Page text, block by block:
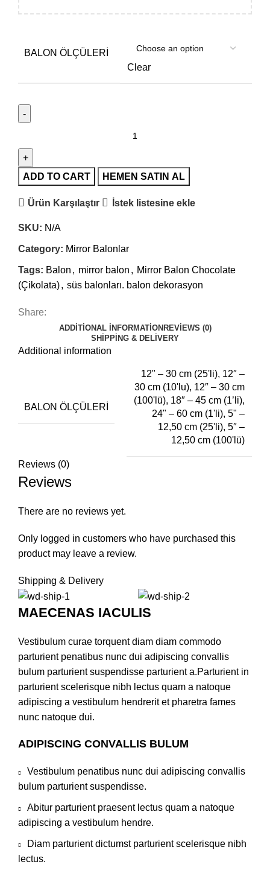
BALON ÖLÇÜLERI
Clear
ADD TO CART HEMEN SATIN AL
Ürün Karşılaştır İstek listesine ekle
SKU: N/A
Category: Mirror Balonlar
Tags: Balon , mirror balon , Mirror Balon Chocolate
(Çikolata), süs balonları. balon dekorasyon
Share:
ADDITIONAL INFORMATION REVIEWS (0)
SHIPPING & DELIVERY
Additional information
BALON ÖLÇÜLERI
12" – 30 cm (25'li), 12″ –
30 cm (10'lu), 12″ – 30 cm
(100'lü), 18″ – 45 cm (1’li),
24" – 60 cm (1'li), 5" –
12,50 cm (25'li), 5″ –
12,50 cm (100'lü)
Reviews (0)
Reviews
There are no reviews yet.
Only logged in customers who have purchased this
product may leave a review.
Shipping & Delivery
MAECENAS IACULIS
Vestibulum curae torquent diam diam commodo
parturient penatibus nunc dui adipiscing convallis
bulum parturient suspendisse parturient a.Parturient in
parturient scelerisque nibh lectus quam a natoque
adipiscing a vestibulum hendrerit et pharetra fames
nunc natoque dui.
ADIPISCING CONVALLIS BULUM
Vestibulum penatibus nunc dui adipiscing convallis
bulum parturient suspendisse.
Abitur parturient praesent lectus quam a natoque
adipiscing a vestibulum hendre.
Diam parturient dictumst parturient scelerisque nibh
lectus.